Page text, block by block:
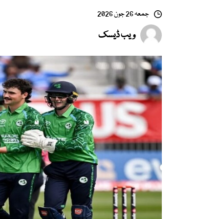
جمعہ 26 جون 2026
ویب ڈیسک